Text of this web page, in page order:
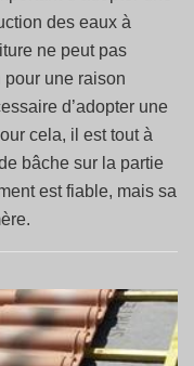
des eaux à
ne peut pas
une raison
d’adopter une
cela, il est tout à
bâche sur la partie
est fiable, mais sa